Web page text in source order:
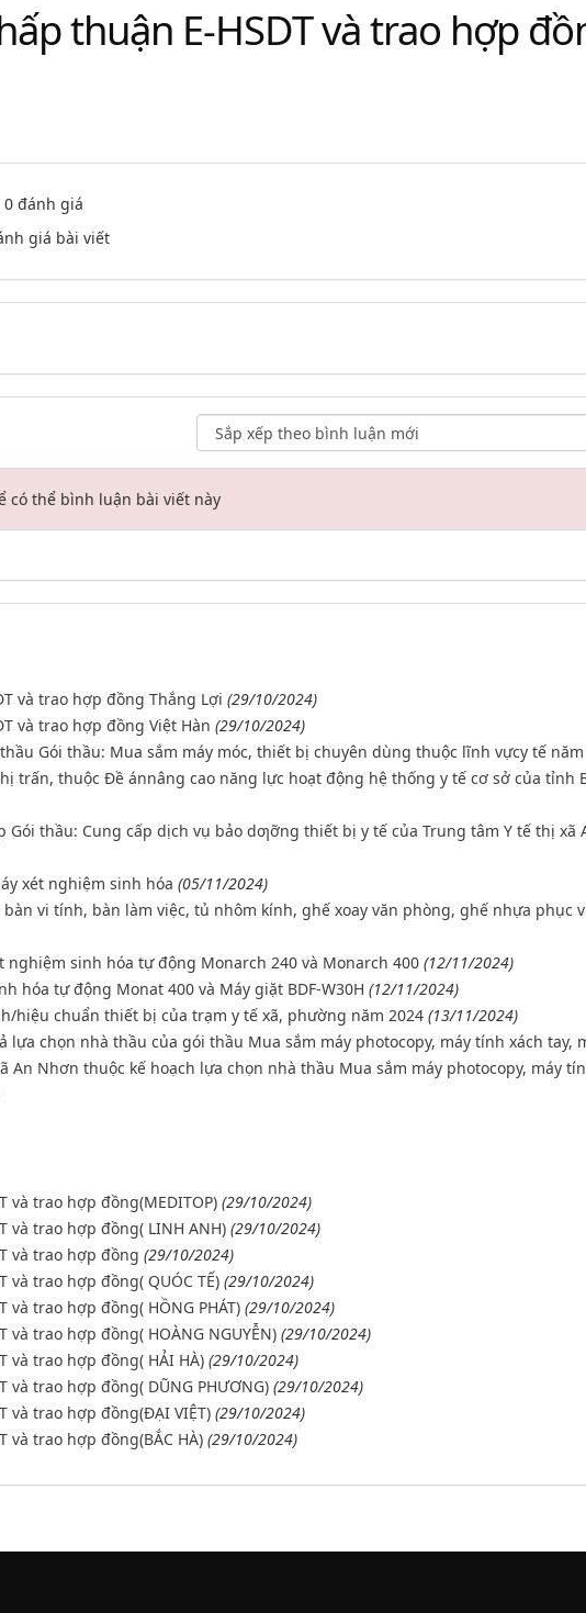
thuận E-HSDT và trao hợp
đánh giá
giá bài viết
có thể bình luận bài viết này
và trao hợp đồng Thắng Lợi (29/10/2024)
và trao hợp đồng Việt Hàn (29/10/2024)
Gói thầu: Mua sắm máy móc, thiết bị chuyên dùng thuộc lĩnh vựcy tế năm
trấn, thuộc Đề ánnâng cao năng lực hoạt động hệ thống y tế cơ sở của tỉnh
Gói thầu: Cung cấp dịch vụ bảo dƣỡng thiết bị y tế của Trung tâm Y tế thị xã
xét nghiệm sinh hóa (05/11/2024)
vi tính, bàn làm việc, tủ nhôm kính, ghế xoay văn phòng, ghế nhựa phục
nghiệm sinh hóa tự động Monarch 240 và Monarch 400 (12/11/2024)
hóa tự động Monat 400 và Máy giặt BDF-W30H (12/11/2024)
hiệu chuẩn thiết bị của trạm y tế xã, phường năm 2024 (13/11/2024)
lựa chọn nhà thầu của gói thầu Mua sắm máy photocopy, máy tính xách tay,
An Nhơn thuộc kế hoạch lựa chọn nhà thầu Mua sắm máy photocopy, máy
và trao hợp đồng(MEDITOP) (29/10/2024)
và trao hợp đồng( LINH ANH) (29/10/2024)
và trao hợp đồng (29/10/2024)
và trao hợp đồng( QUÓC TẾ) (29/10/2024)
và trao hợp đồng( HỒNG PHÁT) (29/10/2024)
và trao hợp đồng( HOÀNG NGUYỄN) (29/10/2024)
và trao hợp đồng( HẢI HÀ) (29/10/2024)
và trao hợp đồng( DŨNG PHƯƠNG) (29/10/2024)
và trao hợp đồng(ĐẠI VIỆT) (29/10/2024)
và trao hợp đồng(BẮC HÀ) (29/10/2024)